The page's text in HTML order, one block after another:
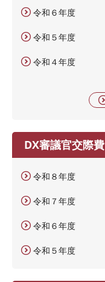
令和６年度
令和５年度
令和４年度
DX審議官交際費
令和８年度
令和７年度
令和６年度
令和５年度